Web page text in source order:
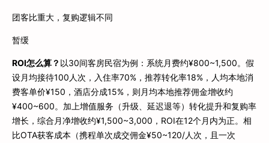
团客比重大，复购逻辑不同
暂缓
ROI怎么算？ 以30间客房民宿为例：系统月费约¥800~1,500。假
设月均接待100人次，入住率70%，推荐转化率18%，人均本地消
费客单价¥150，酒店分成15%，则月均本地推荐佣金增收约
¥400~600。加上增值服务（升级、延迟退等）转化提升和复购率
增长，综合月净增收约¥1,500~3,000，ROI在12个月内为正。相
比OTA获客成本（携程单次成交佣金¥50~120/人次，且一次